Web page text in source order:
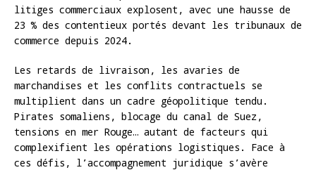
litiges commerciaux explosent, avec une hausse de
23 % des contentieux portés devant les tribunaux de
commerce depuis 2024.
Les retards de livraison, les avaries de
marchandises et les conflits contractuels se
multiplient dans un cadre géopolitique tendu.
Pirates somaliens, blocage du canal de Suez,
tensions en mer Rouge… autant de facteurs qui
complexifient les opérations logistiques. Face à
ces défis, l’accompagnement juridique s’avère